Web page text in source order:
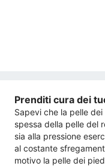
Prenditi cura dei
Sapevi che la pelle
spessa della pelle del
sia alla pressione
al costante
motivo la pelle dei